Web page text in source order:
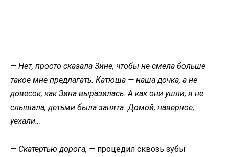
— Нет, просто сказала Зине, чтобы не смела больше
такое мне предлагать. Катюша — наша дочка, а не
довесок, как Зина выразилась. А как они ушли, я не
слышала, детьми была занята. Домой, наверное,
уехали…
— Скатертью дорога, — процедил сквозь зубы